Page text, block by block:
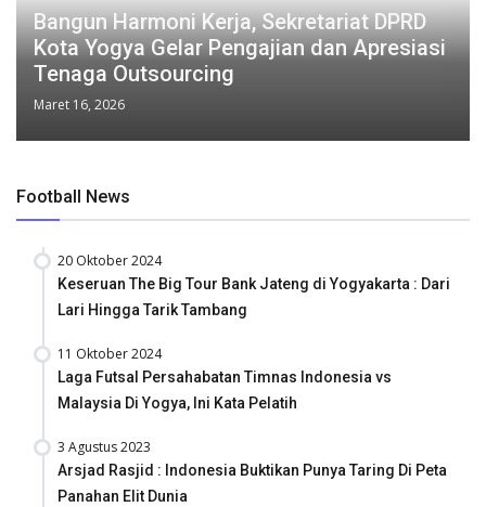
Bangun Harmoni Kerja, Sekretariat DPRD
Kota Yogya Gelar Pengajian dan Apresiasi
Tenaga Outsourcing
Maret 16, 2026
Football News
20 Oktober 2024
Keseruan The Big Tour Bank Jateng di Yogyakarta : Dari
Lari Hingga Tarik Tambang
11 Oktober 2024
Laga Futsal Persahabatan Timnas Indonesia vs
Malaysia Di Yogya, Ini Kata Pelatih
3 Agustus 2023
Arsjad Rasjid : Indonesia Buktikan Punya Taring Di Peta
Panahan Elit Dunia